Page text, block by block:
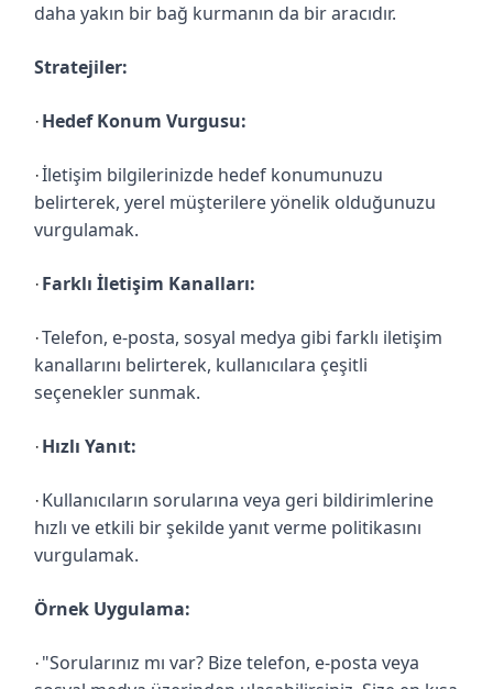
daha yakın bir bağ kurmanın da bir aracıdır.
Stratejiler:
· Hedef Konum Vurgusu:
·İletişim bilgilerinizde hedef konumunuzu
belirterek, yerel müşterilere yönelik olduğunuzu
vurgulamak.
· Farklı İletişim Kanalları:
·Telefon, e-posta, sosyal medya gibi farklı iletişim
kanallarını belirterek, kullanıcılara çeşitli
seçenekler sunmak.
· Hızlı Yanıt:
· Kullanıcıların sorularına veya geri bildirimlerine
hızlı ve etkili bir şekilde yanıt verme politikasını
vurgulamak.
Örnek Uygulama:
· "Sorularınız mı var? Bize telefon, e-posta veya